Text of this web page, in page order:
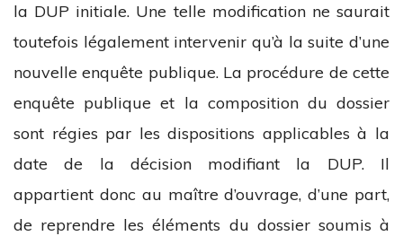
la DUP initiale. Une telle modification ne saurait
toutefois légalement intervenir qu’à la suite d’une
nouvelle enquête publique. La procédure de cette
enquête publique et la composition du dossier
sont régies par les dispositions applicables à la
date de la décision modifiant la DUP. Il
appartient donc au maître d’ouvrage, d’une part,
de reprendre les éléments du dossier soumis à